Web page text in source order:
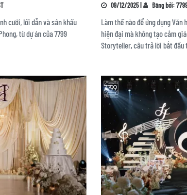
cưới, lối dẫn và sân khấu
từ dự án của 7799
09/12/2025 | Đăng bởi:
Làm thế nào để ứng dụng
hiện đại mà không tạo cảm
Storyteller, câu trả lời bắt đầu